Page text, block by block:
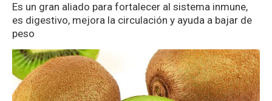
Es un gran aliado para fortalecer al sistema inmune,
es digestivo, mejora la circulación y ayuda a bajar de
peso